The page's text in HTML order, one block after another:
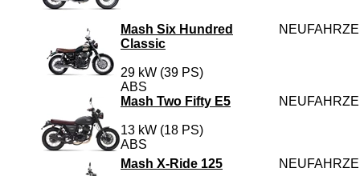
Mash Six Hundred
Classic
29 kW (39 PS)
ABS
Mash Two Fifty E5
13 kW (18 PS)
ABS
Mash X-Ride 125